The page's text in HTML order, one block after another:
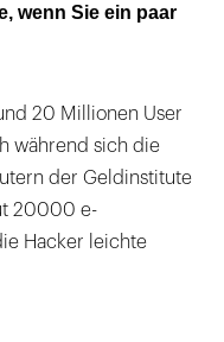
wenn Sie ein paar
20 Millionen User
während sich die
der Geldinstitute
20000 e-
Hacker leichte